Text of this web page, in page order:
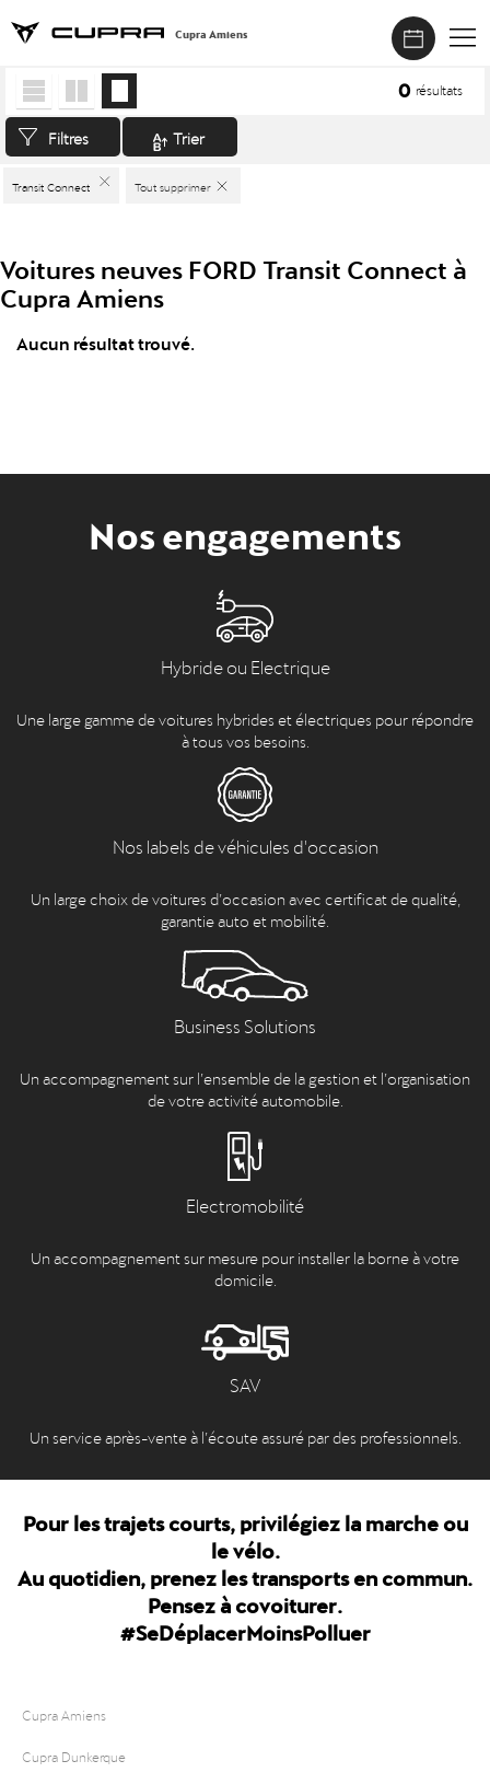
Cupra Amiens
Accueil > Véhicules neufs
Transit Connect Tout supprimer
Filtres Trier
0 résultats
Voitures neuves FORD Transit Connect à
Cupra Amiens
Aucun résultat trouvé.
Nos engagements
Hybride ou Electrique
Une large gamme de voitures hybrides et électriques pour répondre
à tous vos besoins.
Nos labels de véhicules d'occasion
Un large choix de voitures d’occasion avec certificat de qualité,
garantie auto et mobilité.
Business Solutions
Un accompagnement sur l’ensemble de la gestion et l’organisation
de votre activité automobile.
Electromobilité
Un accompagnement sur mesure pour installer la borne à votre
domicile.
SAV
Un service après-vente à l’écoute assuré par des professionnels.
Pour les trajets courts, privilégiez la marche ou
le vélo.
Au quotidien, prenez les transports en commun.
Pensez à covoiturer.
#SeDéplacerMoinsPolluer
Cupra Amiens
Cupra Dunkerque